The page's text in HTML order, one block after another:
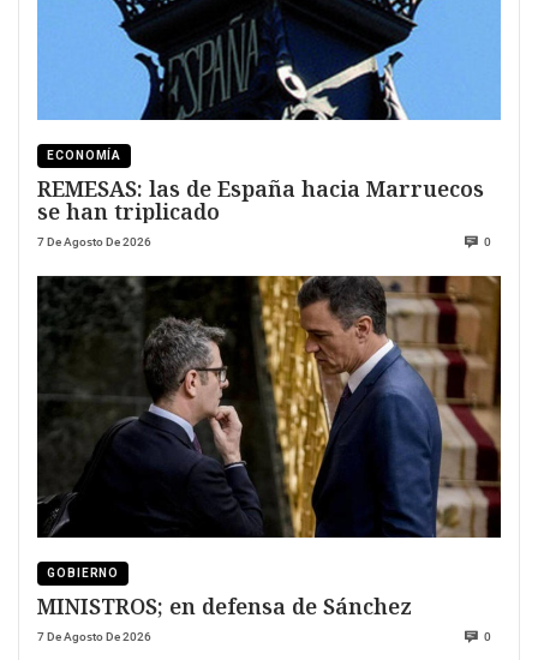
ECONOMÍA
REMESAS: las de España hacia Marruecos
se han triplicado
7 De Agosto De 2026 0
GOBIERNO
MINISTROS; en defensa de Sánchez
7 De Agosto De 2026 0